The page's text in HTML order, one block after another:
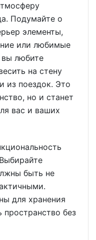
Подумайте о
элементы,
или любимые
вы любите
на стену
из поездок. Это
но и станет
вас и ваших
быть не
для хранения
пространство без